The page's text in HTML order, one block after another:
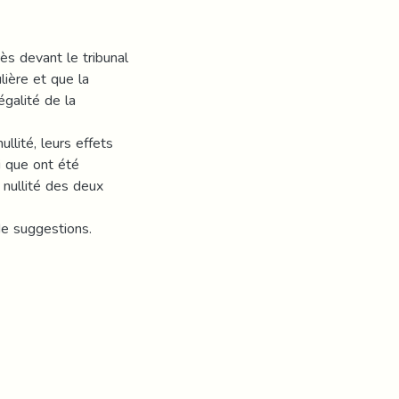
devant le tribunal
et que la
de la
leurs effets
que ont été
des deux
suggestions.